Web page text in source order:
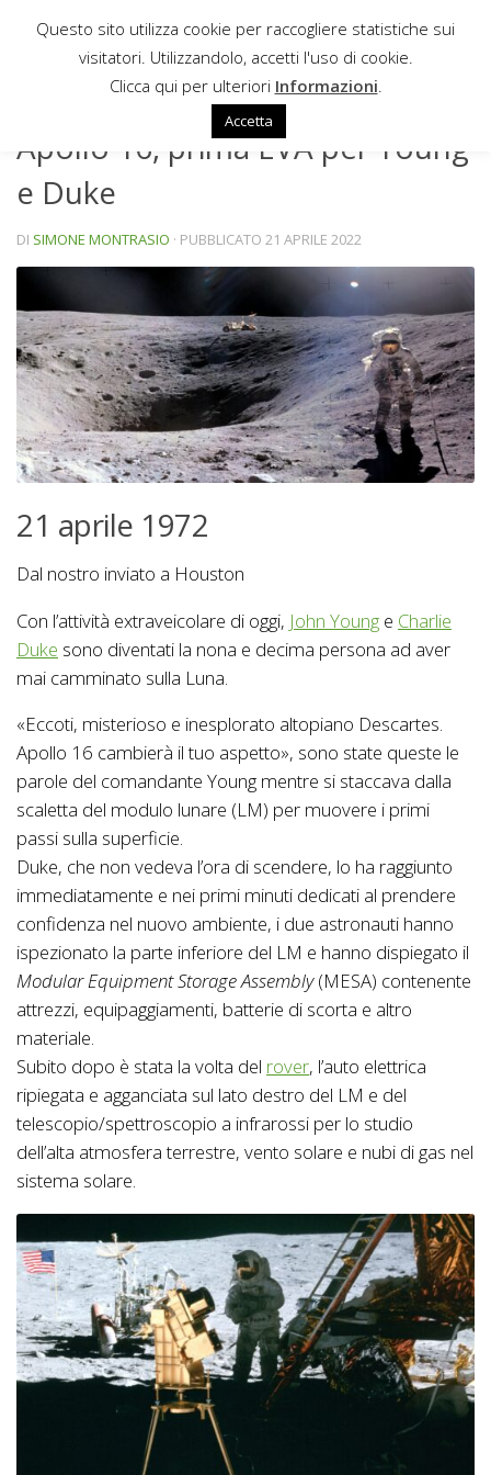
Sotto il contenuto
Apollo 16, prima EVA per Young
e Duke
DI SIMONE MONTRASIO · PUBBLICATO 21 APRILE 2022
21 aprile 1972
Dal nostro inviato a Houston
Con l’attività extraveicolare di oggi, John Young e Charlie
Duke sono diventati la nona e decima persona ad aver
mai camminato sulla Luna.
«Eccoti, misterioso e inesplorato altopiano Descartes.
Apollo 16 cambierà il tuo aspetto», sono state queste le
parole del comandante Young mentre si staccava dalla
scaletta del modulo lunare (LM) per muovere i primi
passi sulla superficie.
Duke, che non vedeva l’ora di scendere, lo ha raggiunto
immediatamente e nei primi minuti dedicati al prendere
confidenza nel nuovo ambiente, i due astronauti hanno
ispezionato la parte inferiore del LM e hanno dispiegato il
Modular Equipment Storage Assembly(MESA) contenente
attrezzi, equipaggiamenti, batterie di scorta e altro
materiale.
Subito dopo è stata la volta del rover, l’auto elettrica
ripiegata e agganciata sul lato destro del LM e del
telescopio/spettroscopio a infrarossi per lo studio
dell’alta atmosfera terrestre, vento solare e nubi di gas nel
sistema solare.
Questo sito utilizza cookie per raccogliere statistiche sui
visitatori. Utilizzandolo, accetti l'uso di cookie.
Clicca qui per ulteriori Informazioni
Accetta